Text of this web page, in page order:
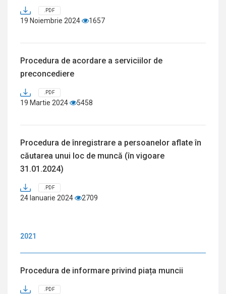
.PDF
19 Noiembrie 2024 1657
Procedura de acordare a serviciilor de
preconcediere
.PDF
19 Martie 2024 5458
Procedura de înregistrare a persoanelor aflate în
căutarea unui loc de muncă (în vigoare
31.01.2024)
.PDF
24 Ianuarie 2024 2709
2021
Procedura de informare privind piața muncii
.PDF